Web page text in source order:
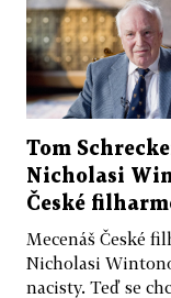
Tom
Nicholasi
České
Mecenáš České
Nicholasi
nacisty. Teď se